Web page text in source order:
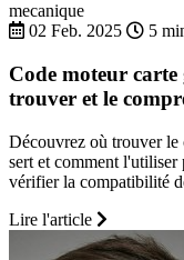
mecanique
02 Feb. 2025
5
Code moteur
trouver et le
Découvrez où trouver le
sert et comment l'utiliser
vérifier la compatibilité
Lire l'article